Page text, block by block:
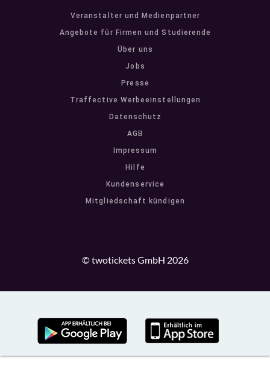
Veranstalter und Medienpartner
Angebote für Firmen und Studierende
Über uns
Jobs
Presse
Traffective Werbeeinstellungen
Datenschutz
AGB
Impressum
Hilfe
Kundenservice
Mitgliedschaft kündigen
© twotickets GmbH 2026